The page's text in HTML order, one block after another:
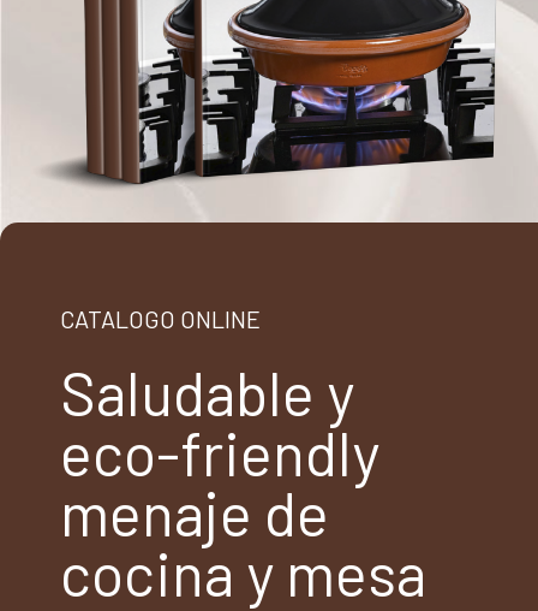
CATALOGO ONLINE
Saludable y
eco-friendly
menaje de
cocina y mesa